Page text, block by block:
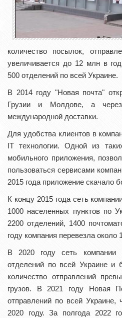
количество посылок,
увеличивается до 12 млн в
500 отделений по всей Украине.
В 2014 году "Новая почта"
Грузии и Молдове, а
международной доставки.
Для удобства клиентов в
IT технологии. Одной из
мобильного приложения,
пользоваться сервисами
2015 года приложение скачало
К концу 2015 года сеть
1000 населенных пунктов по
2200 отделений, 1400
году компания перевезла около
В 2020 году сеть компании
отделений по всей Украине и
количество отправлений
грузов. В 2021 году Новая
отправлений по всей
2020 году. За полгода 2022